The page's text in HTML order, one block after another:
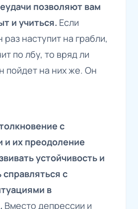
позволяют вам
и учиться. Если
наступит на грабли,
по лбу, то вряд ли
пойдет на них же. Он
с
и их преодоление
устойчивость и
с
в
Вместо депрессии и